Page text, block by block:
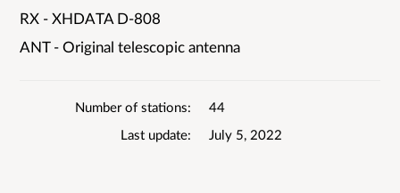
RX - XHDATA D-808
ANT - Original telescopic antenna
Number of stations
44
Last update
July 5, 2022